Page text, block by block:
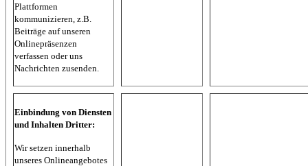
Plattformen
kommunizieren, z.B.
Beiträge auf unseren
Onlinepräsenzen
verfassen oder uns
Nachrichten zusenden.
Einbindung von Diensten
und Inhalten Dritter:
Wir setzen innerhalb
unseres Onlineangebotes